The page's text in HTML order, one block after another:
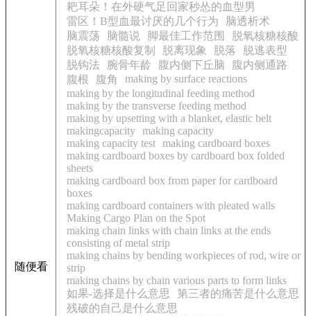
随便看
耙耳朵！在外硬气足回家秒怂的血型男
雷区！B型血最讨厌的几个行为
脑透析术
脑震荡
脑髓说 脚最佳工作范围
脱氧核糖核酸
脱氧核糖核酸复制
脱离现象 脱落
脱逃表型
脱钩法
腕骨年龄 腹内侧下丘脑
腹内侧通路
腹根
腹角
making by surface reactions
making by the longitudinal feeding method
making by the transverse feeding method
making by upsetting with a blanket, elastic belt
makingcapacity making capacity
making capacity test making cardboard boxes
making cardboard boxes by cardboard box folded
sheets
making cardboard box from paper for cardboard
boxes
making cardboard containers with pleated walls
Making Cargo Plan on the Spot
making chain links with chain links at the ends
consisting of metal strip
making chains by bending workpieces of rod, wire or
strip
making chains by chain various parts to form links
如果-选择是什么意思
第三者的痛苦是什么意思
残破的自己是什么意思